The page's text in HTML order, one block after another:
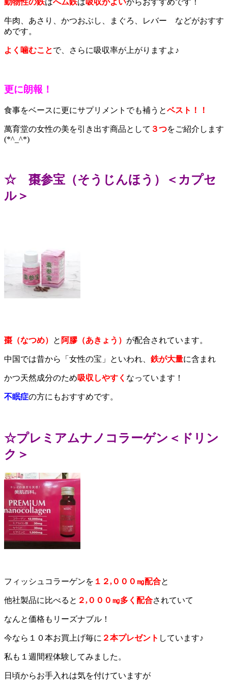
牛肉、あさり、かつおぶし、まぐろ、レバー などがおすす
めです。
よく噛むことで、さらに吸収率が上がりますよ♪
更に朗報！
食事をベースに更にサプリメントでも補うとベスト！！
萬育堂の女性の美を引き出す商品として ３つをご紹介します
(*^_^*)
☆ 棗参宝（そうじんほう）＜カプセ
ル＞
棗（なつめ） と 阿膠（あきょう） が配合されています。
中国では昔から「女性の宝」といわれ、 鉄が大量に含まれ
かつ天然成分のため吸収しやすく なっています！
不眠症の方にもおすすめです。
☆プレミアムナノコラーゲン＜ドリン
ク＞
フィッシュコラーゲンを １２,０００㎎配合と
他社製品に比べると ２,０００㎎多く配合されていて
なんと価格もリーズナブル！
今なら１０本お買上げ毎に ２本プレゼント しています♪
私も１週間程体験してみました。
日頃からお手入れは気を付けていますが